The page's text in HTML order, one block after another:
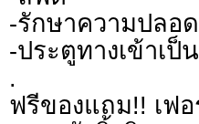
-รักษาความปลอ
-ประตูทางเข้าเป็
.
ฟรีของแถม!! เฟ